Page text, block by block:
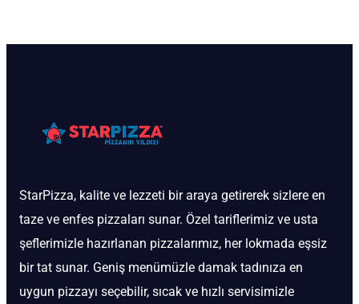
StarPizza, kalite ve lezzeti bir araya getirerek sizlere en
taze ve enfes pizzaları sunar. Özel tariflerimiz ve usta
şeflerimizle hazırlanan pizzalarımız, her lokmada eşsiz
bir tat sunar. Geniş menümüzle damak tadınıza en
uygun pizzayı seçebilir, sıcak ve hızlı servisimizle